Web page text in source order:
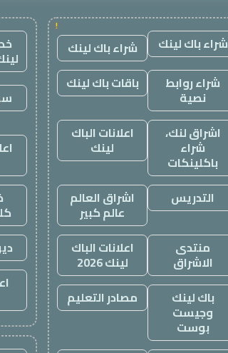
!
شراء باك لينك
شراء باك لينك
شراء روابط
نصية
باقات باك لينك
اشراق لنك،
شراء
باكلينكات
اعلانات الباك
لينك
التدريس اشراق العالم
عالم كبير
منتدى
الاشراق
اعلانات الباك
لينك 2026
باك لينك
وجيست
بوست
مصادر التعليم